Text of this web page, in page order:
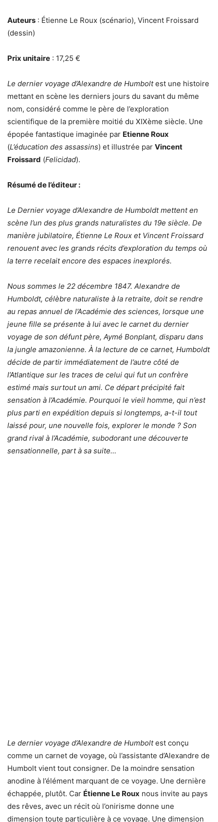
Auteurs : Étienne Le Roux (scénario), Vincent Froissard
(dessin)
Prix unitaire : 17,25 €
Le dernier voyage d’Alexandre de Humboltest une histoire
mettant en scène les derniers jours du savant du même
nom, considéré comme le père de l’exploration
scientifique de la première moitié du XIXème siècle. Une
épopée fantastique imaginée par Etienne Roux
(L’éducation des assassins) et illustrée par Vincent
Froissard (Felicidad).
Résumé de l’éditeur :
Le Dernier voyage d’Alexandre de Humboldt mettent en
scène l’un des plus grands naturalistes du 19e siècle. De
manière jubilatoire, Étienne Le Roux et Vincent Froissard
renouent avec les grands récits d’exploration du temps où
la terre recelait encore des espaces inexplorés.
Nous sommes le 22 décembre 1847. Alexandre de
Humboldt, célèbre naturaliste à la retraite, doit se rendre
au repas annuel de l’Académie des sciences, lorsque une
jeune fille se présente à lui avec le carnet du dernier
voyage de son défunt père, Aymé Bonplant, disparu dans
la jungle amazonienne. À la lecture de ce carnet, Humboldt
décide de partir immédiatement de l’autre côté de
l’Atlantique sur les traces de celui qui fut un confrère
estimé mais surtout un ami. Ce départ précipité fait
sensation à l’Académie. Pourquoi le vieil homme, qui n’est
plus parti en expédition depuis si longtemps, a-t-il tout
laissé pour, une nouvelle fois, explorer le monde ? Son
grand rival à l’Académie, subodorant une découverte
sensationnelle, part à sa suite…
Le dernier voyage d’Alexandre de Humboltest conçu
comme un carnet de voyage, où l’assistante d’Alexandre de
Humbolt vient tout consigner. De la moindre sensation
anodine à l’élément marquant de ce voyage. Une dernière
échappée, plutôt. Car Étienne Le Roux nous invite au pays
des rêves, avec un récit où l’onirisme donne une
dimension toute particulière à ce voyage. Une dimension